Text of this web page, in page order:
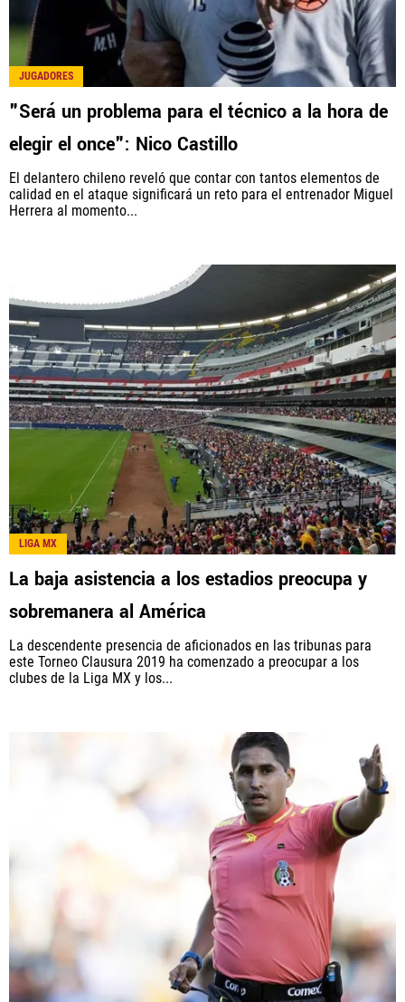
JUGADORES
"Será un problema para el técnico a la hora de
elegir el once": Nico Castillo
El delantero chileno reveló que contar con tantos elementos de
calidad en el ataque significará un reto para el entrenador Miguel
Herrera al momento...
LIGA MX
La baja asistencia a los estadios preocupa y
sobremanera al América
La descendente presencia de aficionados en las tribunas para
este Torneo Clausura 2019 ha comenzado a preocupar a los
clubes de la Liga MX y los...